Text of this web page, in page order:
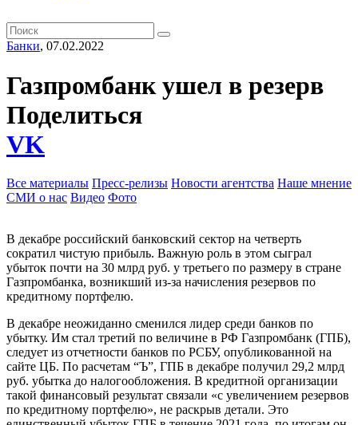
Банки, 07.02.2022
Газпромбанк ушел в резерв
Поделиться
VK
Все материалы Пресс-релизы Новости агентства Наше мнение
СМИ о нас Видео Фото
В декабре российский банковский сектор на четверть
сократил чистую прибыль. Важную роль в этом сыграл
убыток почти на 30 млрд руб. у третьего по размеру в стране
Газпромбанка, возникший из-за начисления резервов по
кредитному портфелю.
В декабре неожиданно сменился лидер среди банков по
убытку. Им стал третий по величине в РФ Газпромбанк (ГПБ),
следует из отчетности банков по РСБУ, опубликованной на
сайте ЦБ. По расчетам “Ъ”, ГПБ в декабре получил 29,2 млрд
руб. убытка до налогообложения. В кредитной организации
такой финансовый результат связали «с увеличением резервов
по кредитному портфелю», не раскрыв детали. Это